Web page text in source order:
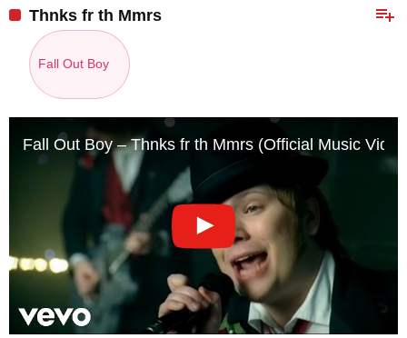
playlist_add
Thnks fr th Mmrs
Fall Out Boy
Fall Out Boy – Thnks fr th Mmrs (Official Music